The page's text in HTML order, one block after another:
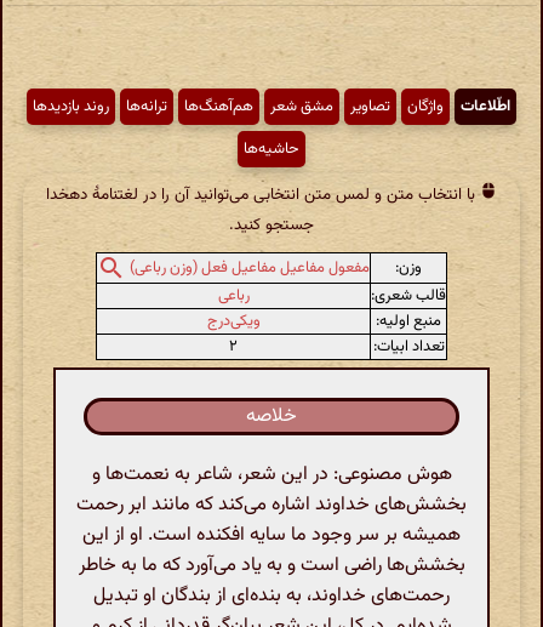
اطّلاعات واژگان تصاویر مشق شعر هم‌آهنگ‌ها ترانه‌ها
روند بازدیدها
حاشیه‌ها
با انتخاب متن و لمس متن انتخابی می‌توانید آن را در لغتنامهٔ دهخدا
جستجو کنید.
وزن:
مفعول مفاعیل مفاعیل فعل (وزن رباعی)
قالب شعری:
رباعی
منبع اولیه:
ویکی‌درج
تعداد ابیات:
۲
خلاصه
هوش مصنوعی: در این شعر، شاعر به نعمت‌ها و
بخشش‌های خداوند اشاره می‌کند که مانند ابر رحمت
همیشه بر سر وجود ما سایه افکنده است. او از این
بخشش‌ها راضی است و به یاد می‌آورد که ما به خاطر
رحمت‌های خداوند، به بنده‌ای از بندگان او تبدیل